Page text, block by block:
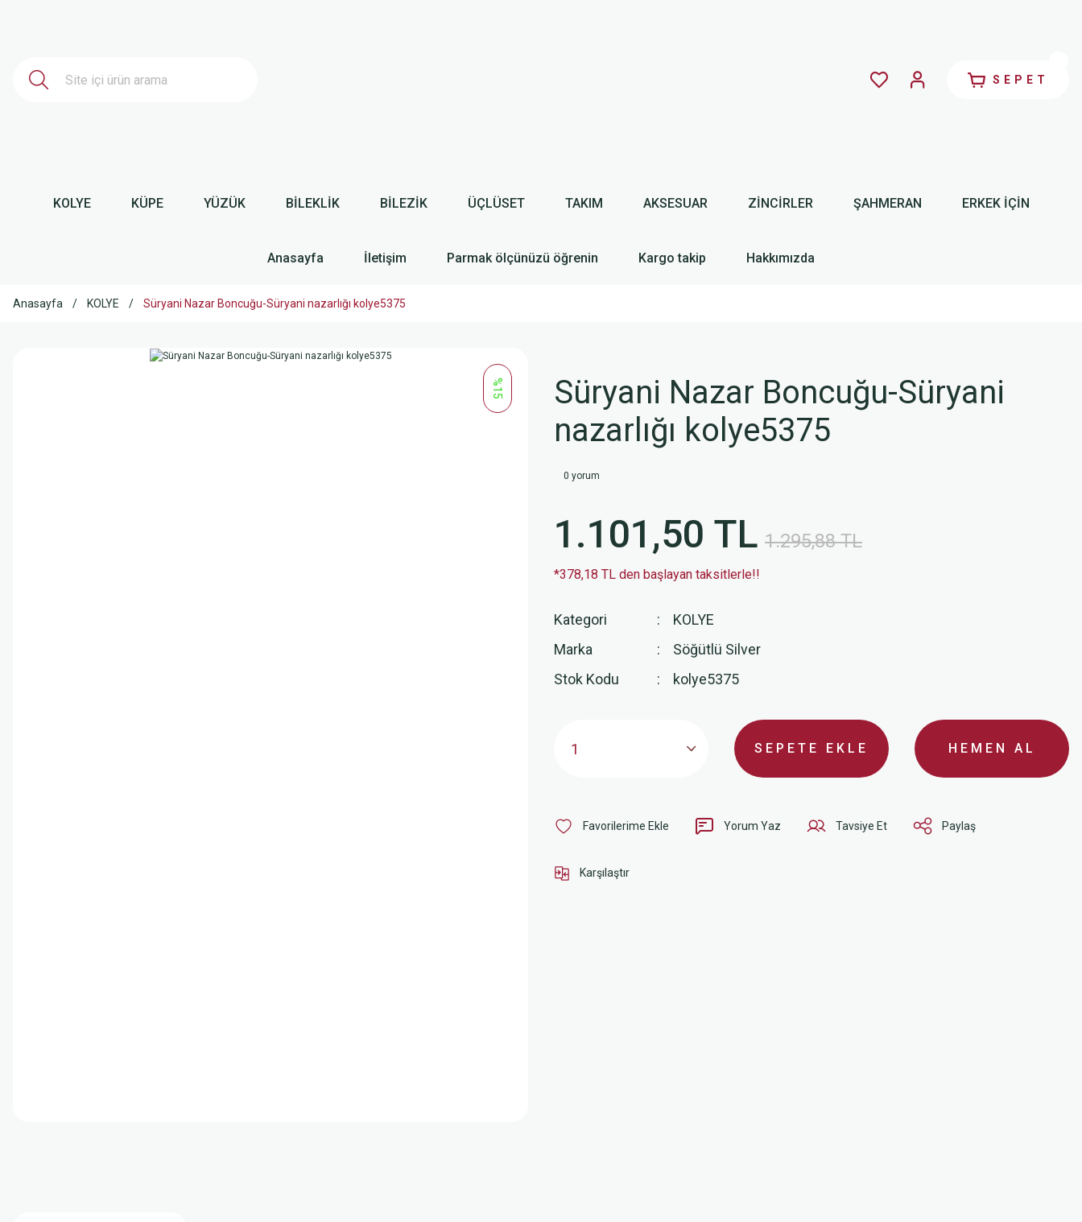
SEPET
KOLYE KÜPE YÜZÜK BİLEKLİK BİLEZİK ÜÇLÜSET TAKIM AKSESUAR ZİNCİRLER ŞAHMERAN ERKEK İÇİN
Anasayfa İletişim Parmak ölçünüzü öğrenin Kargo takip Hakkımızda
Anasayfa KOLYE Süryani Nazar Boncuğu-Süryani nazarlığı kolye5375
%15
Süryani Nazar Boncuğu-Süryani
nazarlığı kolye5375
0 yorum
1.101,50 TL 1.295,88 TL
*378,18 TL den başlayan taksitlerle!!
Kategori
KOLYE
Marka
Söğütlü Silver
Stok Kodu
kolye5375
SEPETE EKLE HEMEN AL
Yorum Yaz Tavsiye Et Paylaş
Karşılaştır